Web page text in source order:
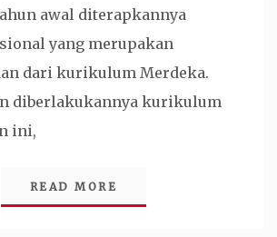
awal diterapkannya
yang merupakan
dari kurikulum Merdeka.
diberlakukannya kurikulum
ini,
READ MORE